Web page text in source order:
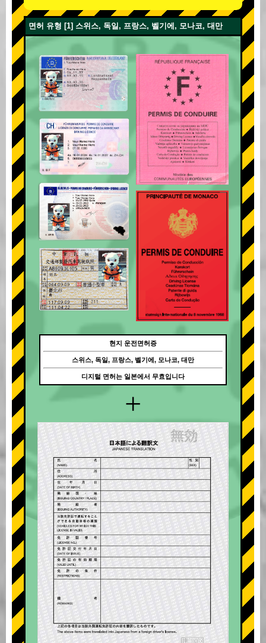
면허 유형 [1] 스위스, 독일, 프랑스, 벨기에, 모나코, 대만
+
현지 운전면허증
스위스, 독일, 프랑스, 벨기에, 모나코, 대만
디지털 면허는 일본에서 무효입니다